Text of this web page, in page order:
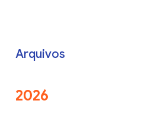
Arquivos
2026